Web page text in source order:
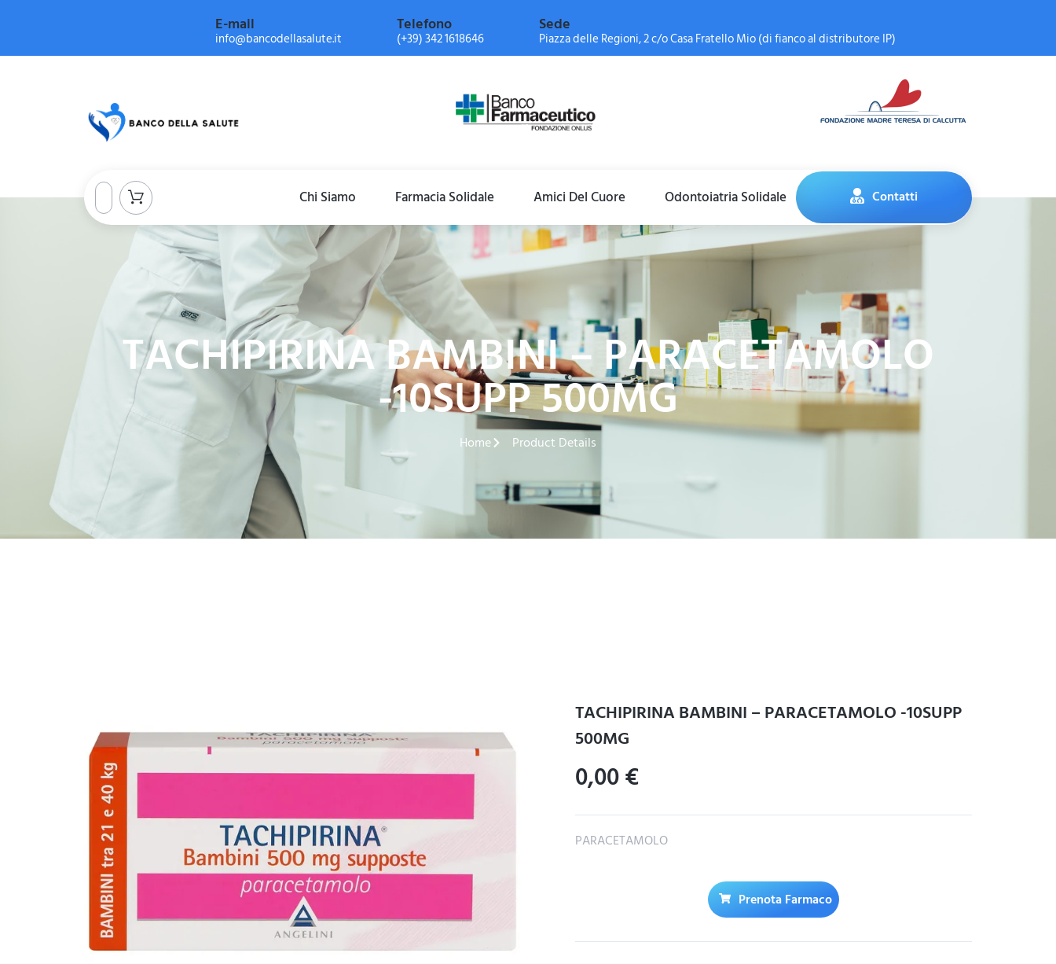
E-mail
info@bancodellasalute.it
Telefono
(+39) 342 1618646
Sede
Piazza delle Regioni, 2 c/o Casa Fratello Mio (di fianco al distributore IP)
Chi Siamo Farmacia Solidale Amici Del Cuore Odontoiatria Solidale Contatti
TACHIPIRINA BAMBINI – PARACETAMOLO
-10SUPP 500MG
Home Product Details
TACHIPIRINA BAMBINI – PARACETAMOLO -10SUPP
500MG
0,00€
PARACETAMOLO
Prenota Farmaco